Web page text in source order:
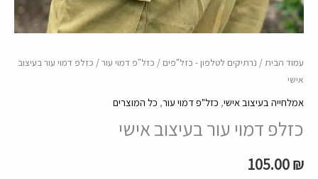
עמוד הבית/ נרתיקים לטלפון - כזל"פים / כזל"פ דמוי עור/ כזלפ דמוי עור בעיצוב
אישי
אמלחייה בעיצוב אישי, כזל"פ דמוי עור, כל המוצרים
כזלפ דמוי עור בעיצוב אישי
105.00₪